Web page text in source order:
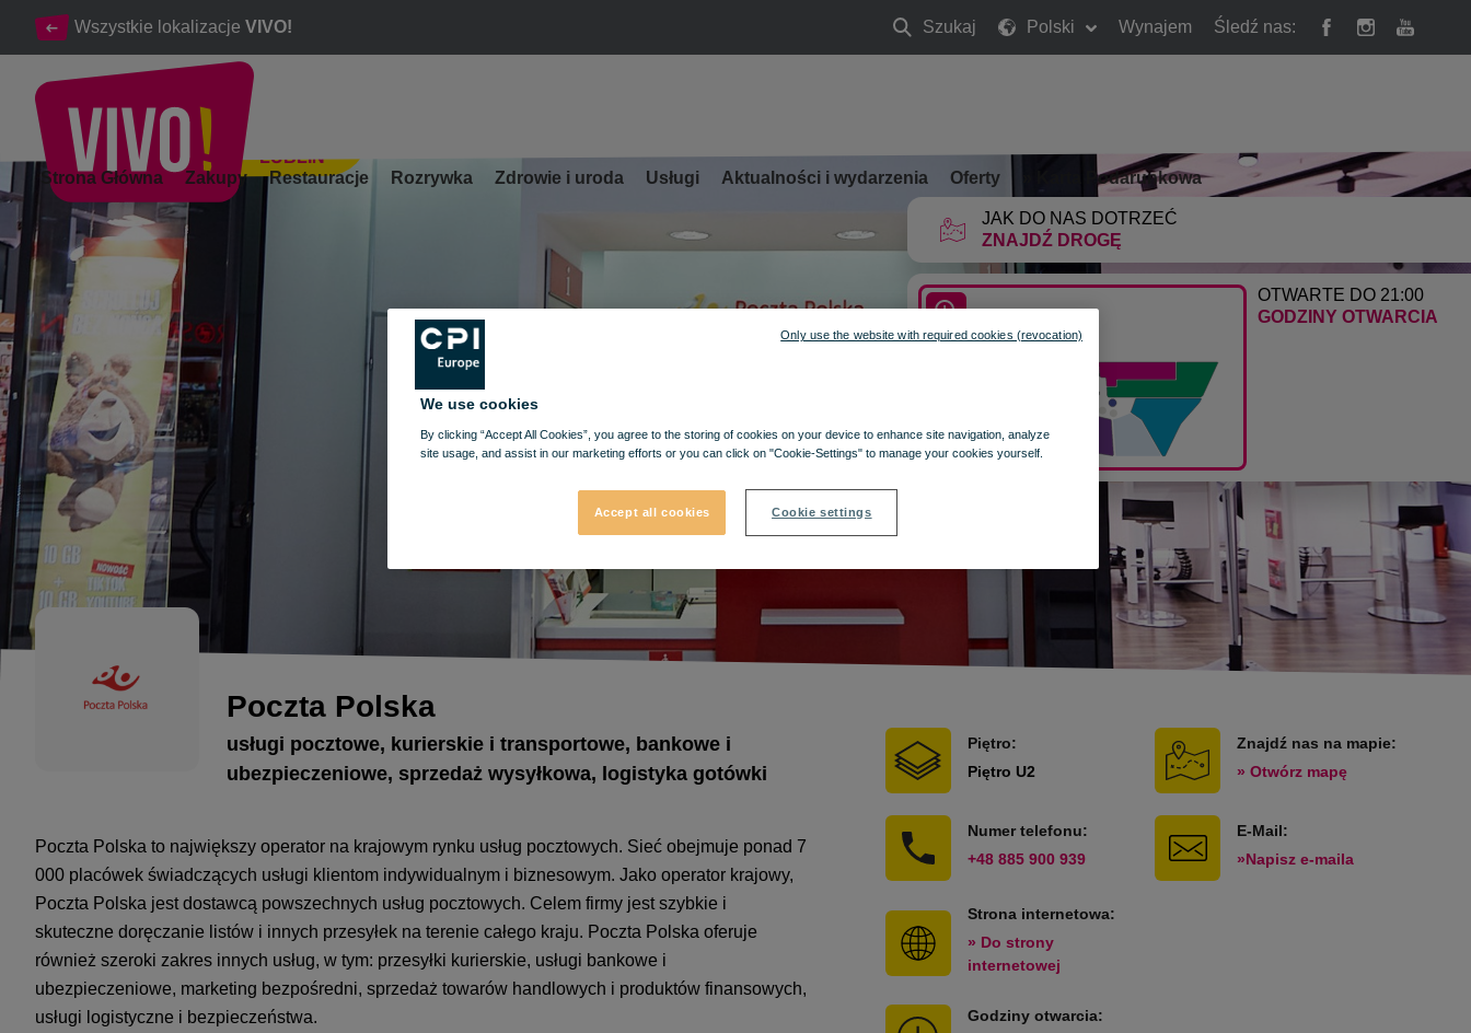
Wszystkie lokalizacje VIVO! Szukaj
Szukaj
Polski Wynajem Śledź nas:
JAK DO NAS DOTRZEĆ
ZNAJDŹ DROGĘ
OTWARTE DO 21:00
GODZINY OTWARCIA
Lublin
LUBLIN
Strona Główna Zakupy Restauracje Rozrywka Zdrowie i uroda Usługi Aktualności i wydarzenia Oferty Karta Podarunkowa
Największy operator na polskim rynku pocztowym
Poczta Polska
usługi pocztowe, kurierskie i transportowe, bankowe i
ubezpieczeniowe, sprzedaż wysyłkowa, logistyka gotówki
Poczta Polska to największy operator na krajowym rynku usług pocztowych. Sieć obejmuje ponad 7
000 placówek świadczących usługi klientom indywidualnym i biznesowym. Jako operator krajowy,
Poczta Polska jest dostawcą powszechnych usług pocztowych. Celem firmy jest szybkie i
skuteczne doręczanie listów i innych przesyłek na terenie całego kraju. Poczta Polska oferuje
również szeroki zakres innych usług, w tym: przesyłki kurierskie, usługi bankowe i
ubezpieczeniowe, marketing bezpośredni, sprzedaż towarów handlowych i produktów finansowych,
usługi logistyczne i bezpieczeństwa.
Piętro:
Piętro U2
Znajdź nas na mapie:
» Otwórz mapę
Numer telefonu:
+48 885 900 939
E-Mail:
»Napisz e-maila
Strona internetowa:
» Do strony
internetowej
Godziny otwarcia:
We use cookies
By clicking “Accept All Cookies”, you agree to the storing of cookies on your device to enhance site navigation, analyze
site usage, and assist in our marketing efforts or you can click on "Cookie-Settings" to manage your cookies yourself.
Accept all cookies Cookie settings
Only use the website with required cookies (revocation)